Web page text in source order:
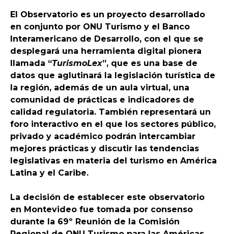
El Observatorio es un proyecto desarrollado
en conjunto por ONU Turismo y el Banco
Interamericano de Desarrollo, con el que se
desplegará una herramienta digital pionera
llamada “TurismoLex”, que es una base de
datos que aglutinará la legislación turística de
la región, además de un aula virtual, una
comunidad de prácticas e indicadores de
calidad regulatoria. También representará un
foro interactivo en el que los sectores público,
privado y académico podrán intercambiar
mejores prácticas y discutir las tendencias
legislativas en materia del turismo en América
Latina y el Caribe.
La decisión de establecer este observatorio
en Montevideo fue tomada por consenso
durante la 69º Reunión de la Comisión